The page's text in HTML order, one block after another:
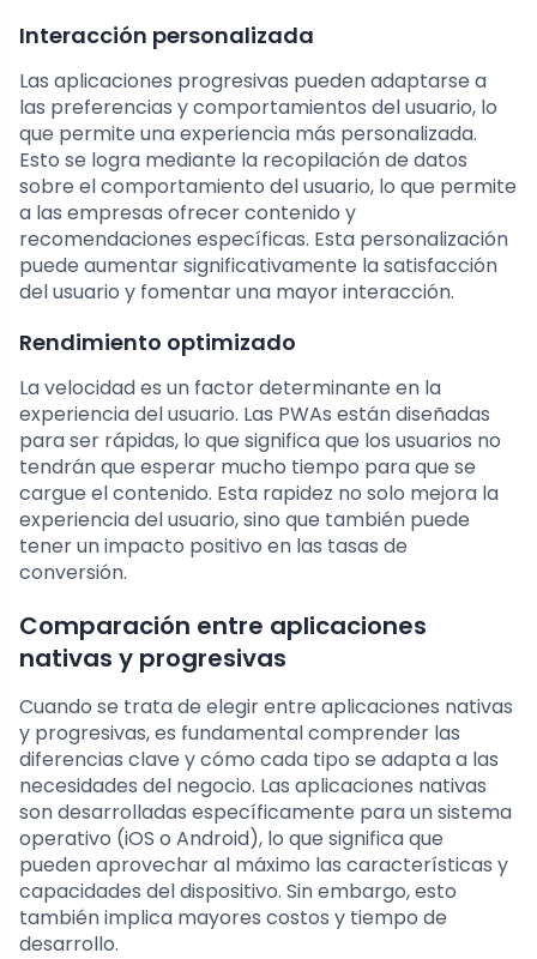
Interacción personalizada
Las aplicaciones progresivas pueden adaptarse a
las preferencias y comportamientos del usuario, lo
que permite una experiencia más personalizada.
Esto se logra mediante la recopilación de datos
sobre el comportamiento del usuario, lo que permite
a las empresas ofrecer contenido y
recomendaciones específicas. Esta personalización
puede aumentar significativamente la satisfacción
del usuario y fomentar una mayor interacción.
Rendimiento optimizado
La velocidad es un factor determinante en la
experiencia del usuario. Las PWAs están diseñadas
para ser rápidas, lo que significa que los usuarios no
tendrán que esperar mucho tiempo para que se
cargue el contenido. Esta rapidez no solo mejora la
experiencia del usuario, sino que también puede
tener un impacto positivo en las tasas de
conversión.
Comparación entre aplicaciones
nativas y progresivas
Cuando se trata de elegir entre aplicaciones nativas
y progresivas, es fundamental comprender las
diferencias clave y cómo cada tipo se adapta a las
necesidades del negocio. Las aplicaciones nativas
son desarrolladas específicamente para un sistema
operativo (iOS o Android), lo que significa que
pueden aprovechar al máximo las características y
capacidades del dispositivo. Sin embargo, esto
también implica mayores costos y tiempo de
desarrollo.